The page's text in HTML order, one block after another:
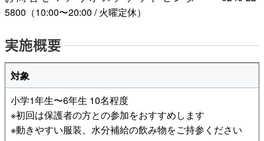
5800（10:00〜20:00 / 火曜定休）
実施概要
対象
小学1年生〜6年生 10名程度
※初回は保護者の方との参加をおすすめします
※動きやすい服装、水分補給の飲み物をご持参ください